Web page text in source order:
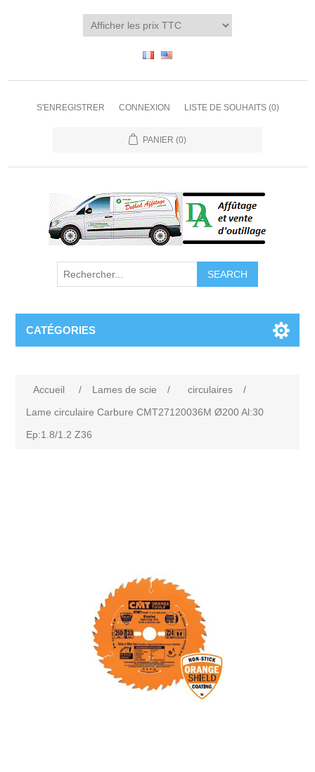
S'ENREGISTRER CONNEXION LISTE DE SOUHAITS (0)
PANIER (0)
CATÉGORIES
Accueil / Lames de scie / circulaires
/
Lame circulaire Carbure CMT27120036M Ø200 Al:30
Ep:1.8/1.2 Z36